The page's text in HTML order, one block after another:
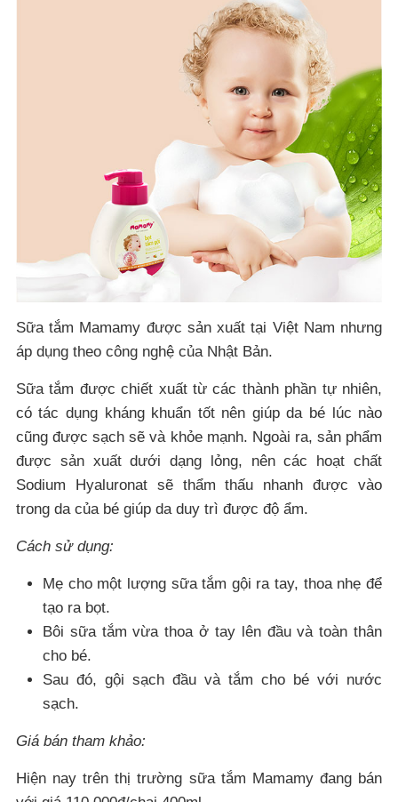
Sữa tắm Mamamy được sản xuất tại Việt Nam nhưng
áp dụng theo công nghệ của Nhật Bản.
Sữa tắm được chiết xuất từ các thành phần tự nhiên,
có tác dụng kháng khuẩn tốt nên giúp da bé lúc nào
cũng được sạch sẽ và khỏe mạnh. Ngoài ra, sản phẩm
được sản xuất dưới dạng lỏng, nên các hoạt chất
Sodium Hyaluronat sẽ thẩm thấu nhanh được vào
trong da của bé giúp da duy trì được độ ẩm.
Cách sử dụng:
Mẹ cho một lượng sữa tắm gội ra tay, thoa nhẹ để
tạo ra bọt.
Bôi sữa tắm vừa thoa ở tay lên đầu và toàn thân
cho bé.
Sau đó, gội sạch đầu và tắm cho bé với nước
sạch.
Giá bán tham khảo:
Hiện nay trên thị trường sữa tắm Mamamy đang bán